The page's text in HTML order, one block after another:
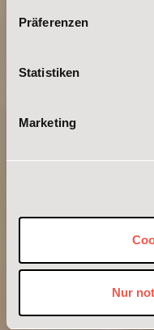
Präferenzen
Statistiken
Marketing
Nur